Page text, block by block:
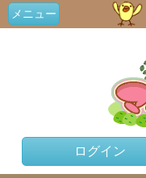
メニュー
ログイン